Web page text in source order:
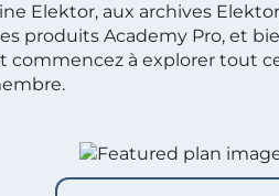
Elektor, aux archives
produits Academy Pro, et
commencez à explorer tout